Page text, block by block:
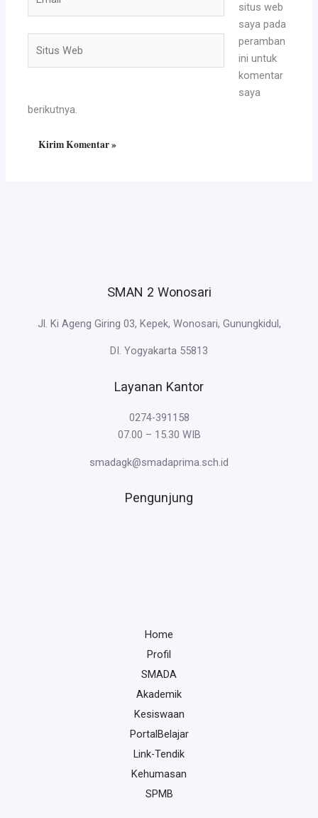
situs web
saya pada
peramban
ini untuk
komentar
saya
berikutnya.
SMAN 2 Wonosari
Jl. Ki Ageng Giring 03, Kepek, Wonosari, Gunungkidul,
DI. Yogyakarta 55813
Layanan Kantor
0274-391158
07.00 – 15.30 WIB
smadagk@smadaprima.sch.id
Pengunjung
Home
Profil
SMADA
Akademik
Kesiswaan
PortalBelajar
Link-Tendik
Kehumasan
SPMB